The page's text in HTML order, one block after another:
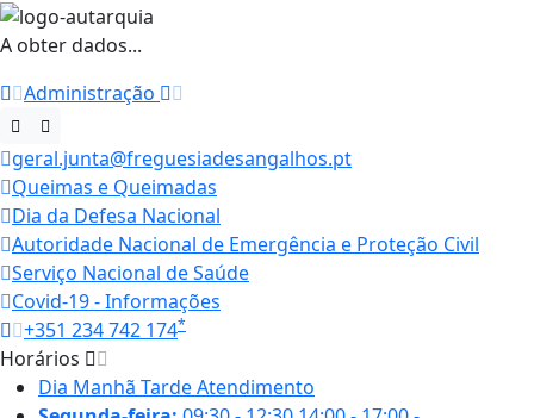
A obter dados...
Administração
geral.junta@freguesiadesangalhos.pt
Queimas e Queimadas
Dia da Defesa Nacional
Autoridade Nacional de Emergência e Proteção Civil
Serviço Nacional de Saúde
Covid-19 - Informações
+351 234 742 174*
Horários
Dia Manhã TardeAtendimento